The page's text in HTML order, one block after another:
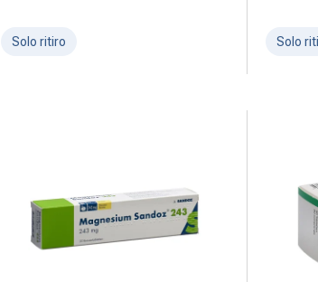
Solo ritiro Solo